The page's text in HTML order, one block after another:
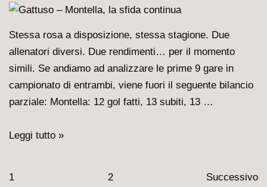
pagelle
Milan
Stessa rosa a disposizione, stessa stagione. Due
allenatori diversi. Due rendimenti… per il momento
simili. Se andiamo ad analizzare le prime 9 gare in
campionato di entrambi, viene fuori il seguente bilancio
parziale: Montella: 12 gol fatti, 13 subiti, 13 …
Gattuso
Leggi tutto »
Paginazione
1 2 Successivo